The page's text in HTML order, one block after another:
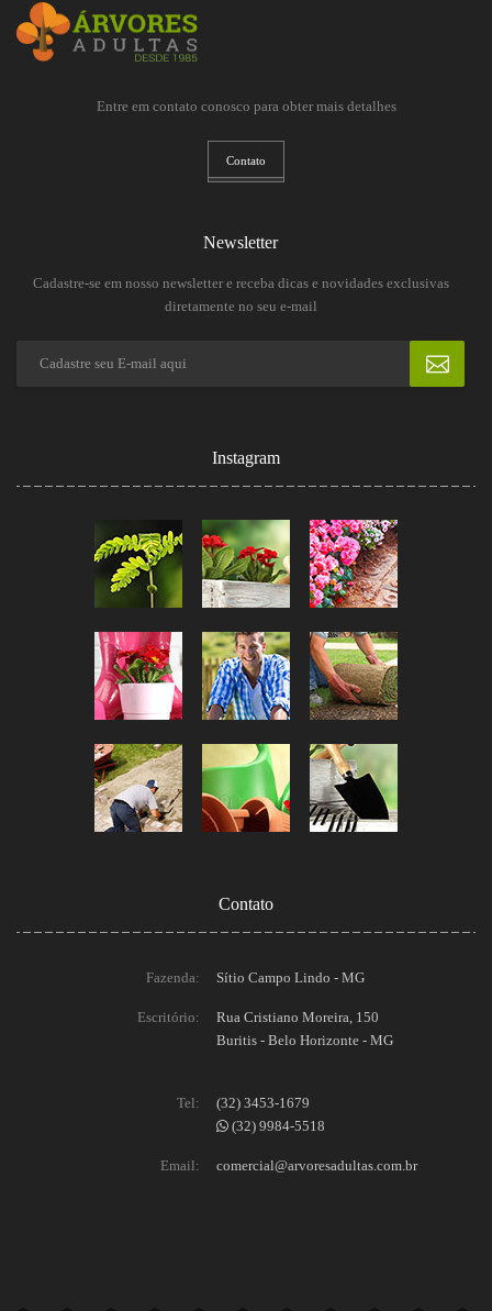
Entre em contato conosco para obter mais detalhes
Contato
Newsletter
Cadastre-se em nosso newsletter e receba dicas e novidades exclusivas
diretamente no seu e-mail
Instagram
Contato
Fazenda: Sítio Campo Lindo - MG
Escritório:
Rua Cristiano Moreira, 150
Buritis - Belo Horizonte - MG
Tel:
(32) 3453-1679
(32) 9984-5518
Email: comercial@arvoresadultas.com.br